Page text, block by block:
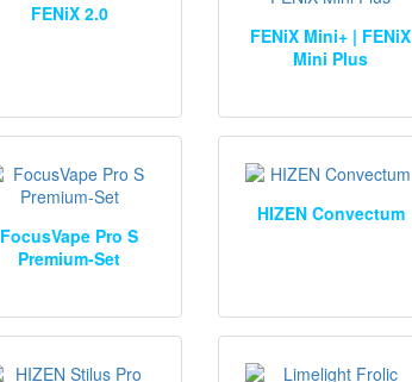
FENiX 2.0
FENiX Mini+ | FENiX
Mini Plus
FocusVape Pro S
Premium-Set
HIZEN Convectum